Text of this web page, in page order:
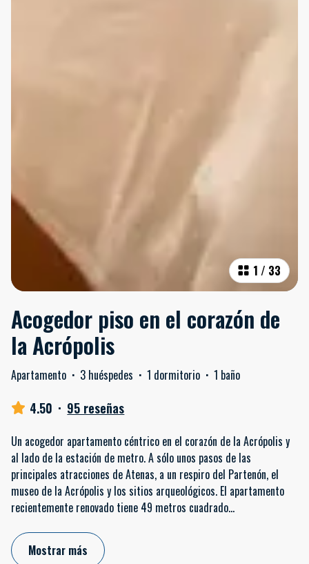
1 / 33
Acogedor piso en el corazón de
la Acrópolis
Apartamento · 3 huéspedes · 1 dormitorio · 1 baño
4.50 · 95 reseñas
Un acogedor apartamento céntrico en el corazón de la Acrópolis y
al lado de la estación de metro. A sólo unos pasos de las
principales atracciones de Atenas, a un respiro del Partenón, el
museo de la Acrópolis y los sitios arqueológicos. El apartamento
recientemente renovado tiene 49 metros cuadrado...
Mostrar más